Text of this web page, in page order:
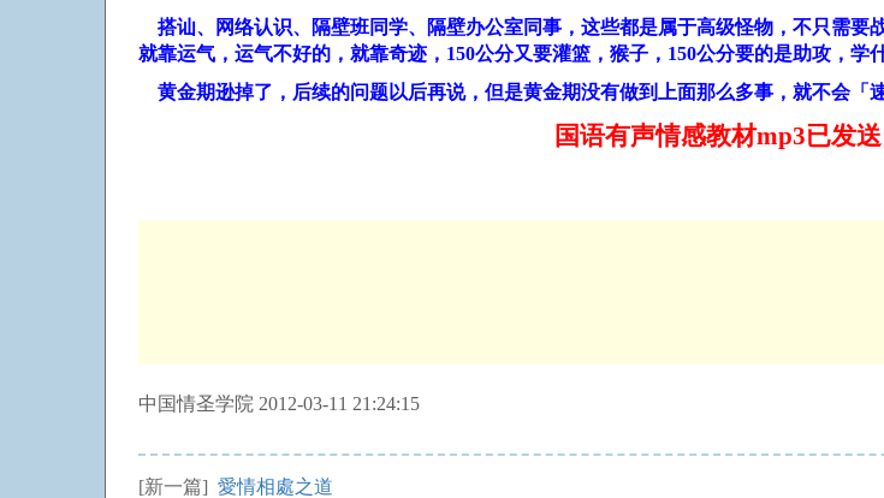
搭讪、网络认识、隔壁班同学、隔壁办公室同事，这些都是属于高级怪物，不只需要
就靠运气，运气不好的，就靠奇迹， 150公分又要灌篮，猴子， 150公分要的是助攻，学
黄金期逊掉了，后续的问题以后再说，但是黄金期没有做到上面那么多事，就不会「
国语有声情感教材mp3已发
中国情圣学院 2012-03-11 21:24:15
[新一篇] 愛情相處之道